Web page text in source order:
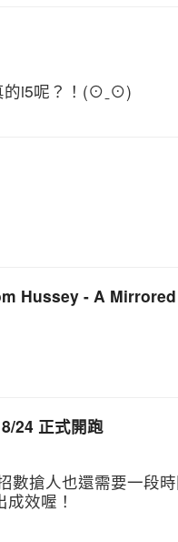
的i5呢？！(⊙ˍ⊙)
Hussey - A
24 正式開跑
搶人也還需要一段
效喔！